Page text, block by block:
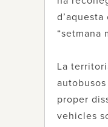
d’aquesta
“setmana
La
autobusos
proper
vehicles